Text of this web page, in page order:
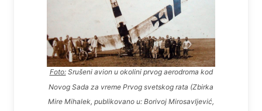
Foto:Srušeni avion u okolini prvog aerodroma kod
Novog Sada za vreme Prvog svetskog rata (Zbirka
Mire Mihalek, publikovano u: Borivoj Mirosavljević,